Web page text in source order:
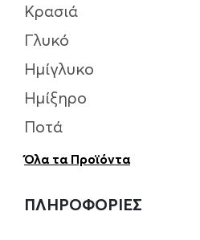
Κρασιά
Γλυκό
Ημίγλυκο
Ημίξηρο
Ποτά
Όλα τα Προϊόντα
ΠΛΗΡΟΦΟΡΙΕΣ